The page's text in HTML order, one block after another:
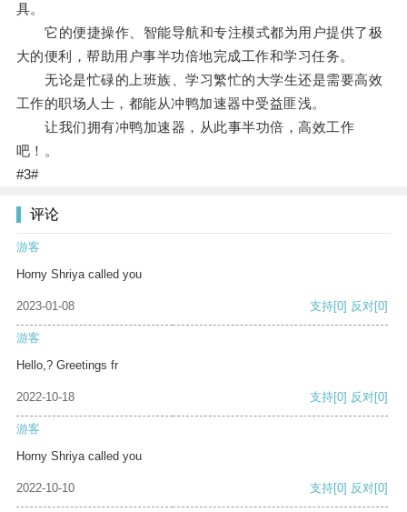
具。
它的便捷操作、智能导航和专注模式都为用户提供了极
大的便利，帮助用户事半功倍地完成工作和学习任务。
无论是忙碌的上班族、学习繁忙的大学生还是需要高效
工作的职场人士，都能从冲鸭加速器中受益匪浅。
让我们拥有冲鸭加速器，从此事半功倍，高效工作
吧！。
#3#
评论
游客
Horny Shriya called you
2023-01-08 支持[0] 反对[0]
游客
Hello,? Greetings fr
2022-10-18 支持[0] 反对[0]
游客
Horny Shriya called you
2022-10-10 支持[0] 反对[0]